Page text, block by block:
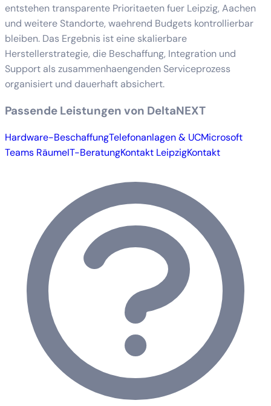
entstehen transparente Prioritaeten fuer Leipzig, Aachen
und weitere Standorte, waehrend Budgets kontrollierbar
bleiben. Das Ergebnis ist eine skalierbare
Herstellerstrategie, die Beschaffung, Integration und
Support als zusammenhaengenden Serviceprozess
organisiert und dauerhaft absichert.
Passende Leistungen von DeltaNEXT
Hardware-BeschaffungTelefonanlagen & UCMicrosoft
Teams RäumeIT-BeratungKontakt LeipzigKontakt